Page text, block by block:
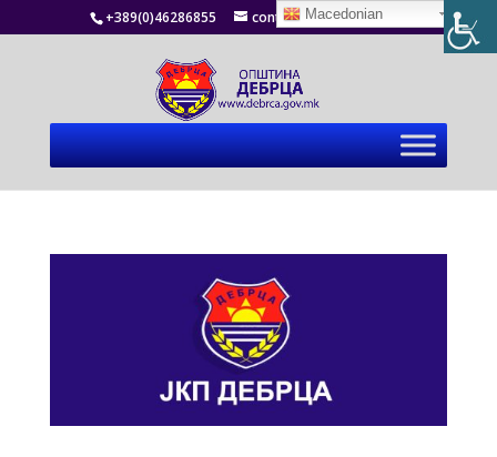
+389(0)46286855 contact@debrca.gov.mk
Macedonian